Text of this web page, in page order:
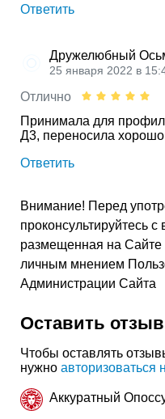
Ответить
Дружелюбный
25 января 2022 в
Отлично
Принимала для
Д3, переносила хорошо
Ответить
Внимание! Перед
проконсультируйтесь
размещенная на Сайте
личным мнением
Администрации Сайта
Оставить отзыв
Чтобы оставлять
нужно авторизоваться
Аккуратный